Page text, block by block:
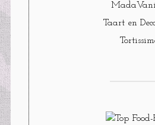
Taart en